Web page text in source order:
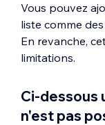
Vous pouvez
liste comme
En revanche,
limitations.
Ci-dessous
n'est pas